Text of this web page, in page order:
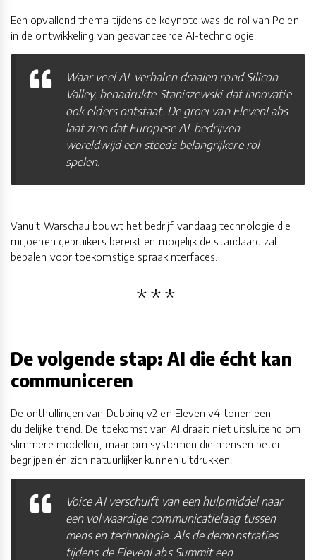
Een opvallend thema tijdens de keynote was de rol van Polen
in de ontwikkeling van geavanceerde AI-technologie.
Waar veel AI-verhalen draaien rond Silicon
Valley, benadrukte Staniszewski dat innovatie
ook elders ontstaat. De groei van ElevenLabs
laat zien dat Europese AI-bedrijven
wereldwijd een steeds belangrijkere rol
spelen.
Vanuit Warschau bouwt het bedrijf vandaag technologie die
miljoenen gebruikers bereikt en mogelijk de standaard zal
bepalen voor toekomstige spraakinterfaces.
De volgende stap: AI die écht kan
communiceren
De onthullingen van Dubbing v2 en Eleven v4 tonen een
duidelijke trend. De toekomst van AI draait niet uitsluitend om
slimmere modellen, maar om systemen die mensen beter
begrijpen én zich natuurlijker kunnen uitdrukken.
Voice AI verschuift van een hulpmiddel naar
een volwaardige communicatielaag tussen
mens en technologie. Als de demonstraties
tijdens de ElevenLabs Summit een